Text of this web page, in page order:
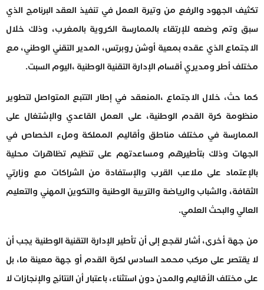
تكثيف الجهود والرفع من وتيرة العمل في تنفيذ العقد البرنامج الذي
سبق وتم وضعه للإرتقاء بالممارسة الكروية بالمغرب، وذلك خلال
الاجتماع الذي عقده بمعية أوشن روبرتس، المدير التقني الوطني، مع
مختلف أطر ومديري أقسام الإدارة التقنية الوطنية ،اليوم السبت.
كما حث، خلال الاجتماع ،المنعقد في إطار التتبع المتواصل لتطوير
منظومة كرة القدم الوطنية، على العمل القاعدي والإشتغال على
الممارسة في مختلف مناطق وأقاليم المملكة وملء الخصاص في
الجهات وذلك بتأطيرهم ومساعدتهم على تنظيم تظاهرات محلية
بالإعتماد على ملاعب القرب والإستفادة من الشراكات مع وزارتي
الثقافة، والشباب والرياضة والتربية الوطنية والتكوين المهني والتعليم
العالي والبحث العلمي.
من جهة أخرى، أشار لقجع إلى أن تأطير الإدارة التقنية الوطنية يجب أن
لا يقتصر على مركب محمد السادس لكرة القدم أو جهة معينة ما، بل
على مختلف الأقاليم والمدن دون استثناء، باعتبار أن النتائج والإنجازات لا